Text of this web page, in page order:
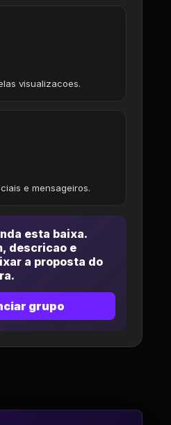
visualizacoes.
e mensageiros.
esta baixa.
descricao e
a proposta do
grupo